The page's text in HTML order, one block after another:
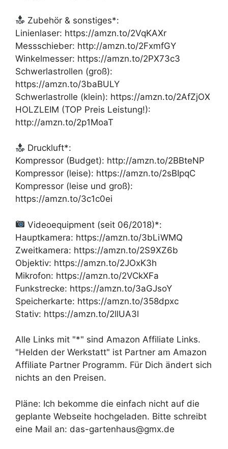
Zubehör & sonstiges*:
Linienlaser: https://amzn.to/2VqKAXr
Messschieber: http://amzn.to/2FxmfGY
Winkelmesser: https://amzn.to/2PX73c3
Schwerlastrollen (groß):
https://amzn.to/3baBULY
Schwerlastrolle (klein): https://amzn.to/2AfZjOX
HOLZLEIM (TOP Preis Leistung!):
http://amzn.to/2p1MoaT
Druckluft*:
Kompressor (Budget): http://amzn.to/2BBteNP
Kompressor (leise): https://amzn.to/2sBIpqC
Kompressor (leise und groß):
https://amzn.to/3c1c0ei
Videoequipment (seit 06/2018)*:
Hauptkamera: https://amzn.to/3bLiWMQ
Zweitkamera: https://amzn.to/2S9XZ6b
Objektiv: https://amzn.to/2JOxK3h
Mikrofon: https://amzn.to/2VCkXFa
Funkstrecke: https://amzn.to/3aGJsoY
Speicherkarte: https://amzn.to/358dpxc
Stativ: https://amzn.to/2llUA3l
Alle Links mit "*" sind Amazon Affiliate Links.
"Helden der Werkstatt" ist Partner am Amazon
Affiliate Partner Programm. Für Dich ändert sich
nichts an den Preisen.
Pläne: Ich bekomme die einfach nicht auf die
geplante Webseite hochgeladen. Bitte schreibt
eine Mail an: das-gartenhaus@gmx.de